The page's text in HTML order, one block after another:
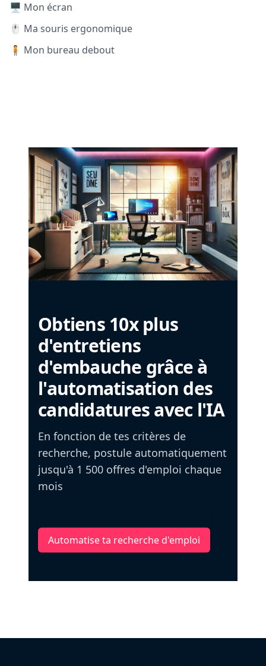
🖥️ Mon écran
🖱️ Ma souris ergonomique
🧍 Mon bureau debout
Obtiens 10x plus
d'entretiens
d'embauche grâce à
l'automatisation des
candidatures avec l'IA
En fonction de tes critères de
recherche, postule automatiquement
jusqu'à 1 500 offres d'emploi chaque
mois
Automatise ta recherche d'emploi